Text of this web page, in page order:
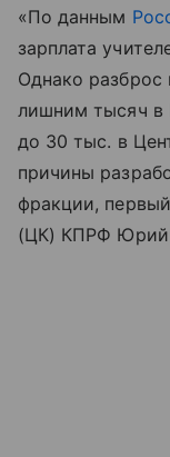
«По данным
зарплата
Однако разброс
лишним тысяч в
до 30 тыс. в
причины
фракции,
(ЦК) КПРФ Юрий